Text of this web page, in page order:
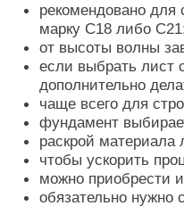
рекомендовано для
марку С18 либо
от высоты волны
если выбрать лист
дополнительно
чаще всего для
фундамент
раскрой
чтобы ускорить
можно приобрести
обязательно нужно